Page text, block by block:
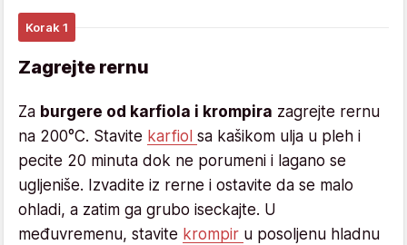
Korak 1
Zagrejte rernu
Za burgere od karfiola i krompira zagrejte rernu
na 200°C. Stavite karfiol sa kašikom ulja u pleh i
pecite 20 minuta dok ne porumeni i lagano se
ugljeniše. Izvadite iz rerne i ostavite da se malo
ohladi, a zatim ga grubo iseckajte. U
međuvremenu, stavite krompir u posoljenu hladnu